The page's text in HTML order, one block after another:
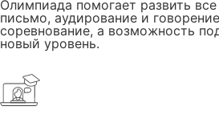
Олимпиада помогает развить
письмо, аудирование и
соревнование, а возможность
новый уровень.